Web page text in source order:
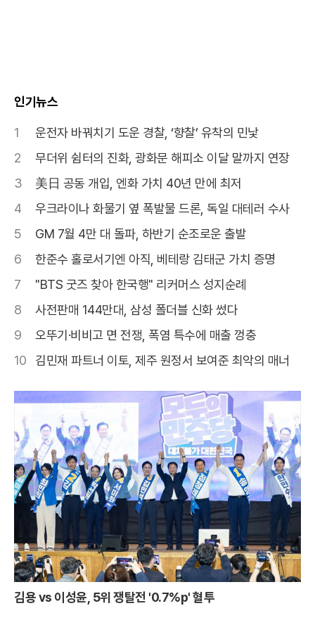
인기뉴스
1
운전자 바꿔치기 도운 경찰, ‘향찰’ 유착의 민낯
2
무더위 쉼터의 진화, 광화문 해피소 이달 말까지 연장
3
美日 공동 개입, 엔화 가치 40년 만에 최저
4
우크라이나 화물기 옆 폭발물 드론, 독일 대테러 수사
5
GM 7월 4만 대 돌파, 하반기 순조로운 출발
6
한준수 홀로서기엔 아직, 베테랑 김태군 가치 증명
7
"BTS 굿즈 찾아 한국행" 리커머스 성지순례
8
사전판매 144만대, 삼성 폴더블 신화 썼다
9
오뚜기·비비고 면 전쟁, 폭염 특수에 매출 껑충
10
김민재 파트너 이토, 제주 원정서 보여준 최악의 매너
김용 vs 이성윤, 5위 쟁탈전 '0.7%p' 혈투